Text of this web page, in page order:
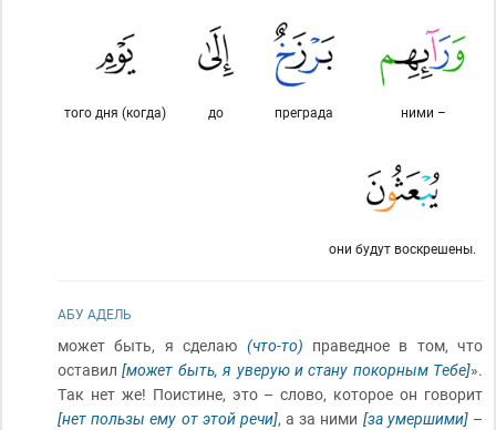
ними –
преграда
до
того дня (когда)
они будут воскрешены.
АБУ АДЕЛЬ
может быть, я сделаю (что-то) праведное в том, что
оставил[может быть, я уверую и стану покорным Тебе]».
Так нет же! Поистине, это – слово, которое он говорит
[нет пользы ему от этой речи], а за ними [за умершими]–